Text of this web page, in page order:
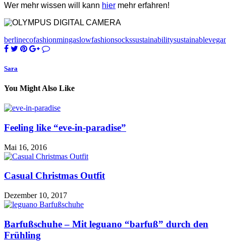
Wer mehr wissen will kann hier mehr erfahren!
berlinecofashionmingaslowfashionsockssustainabilitysustainable
Sara
You Might Also Like
Feeling like “eve-in-paradise”
Mai 16, 2016
Casual Christmas Outfit
Dezember 10, 2017
Barfußschuhe – Mit leguano “barfuß” durch den
Frühling